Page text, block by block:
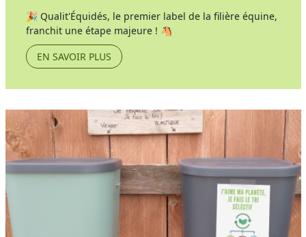
🎉 Qualit'Équidés, le premier label de la filière équine,
franchit une étape majeure ! 🐴
EN SAVOIR PLUS